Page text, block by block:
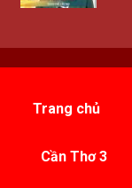
Trang chủ
Cần Thơ 3